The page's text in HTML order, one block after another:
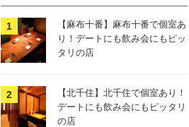
【麻布十番】麻布十番で個室あ
り！デートにも飲み会にもピッ
タリの店
【北千住】北千住で個室あり！
デートにも飲み会にもピッタリ
の店